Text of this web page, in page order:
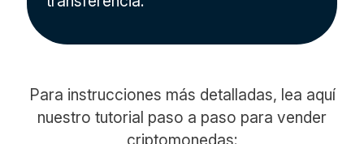
Para instrucciones más detalladas, lea aquí
nuestro tutorial paso a paso para vender
criptomonedas: